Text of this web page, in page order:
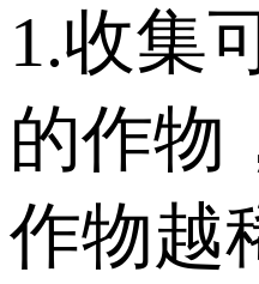
1.收集
的作物
作物越